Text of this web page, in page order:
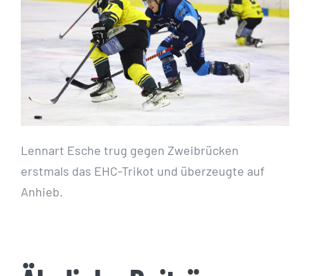
Lennart Esche trug gegen Zweibrücken
erstmals das EHC-Trikot und überzeugte auf
Anhieb.